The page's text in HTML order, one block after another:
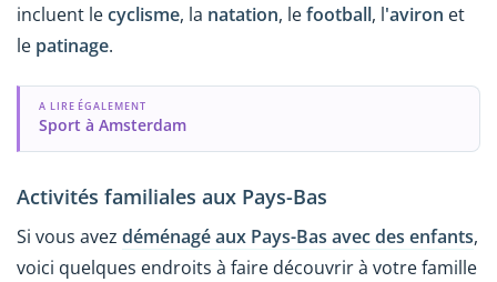
incluent lecyclisme, la natation, lefootball, l'aviron et
le patinage.
A LIRE ÉGALEMENT
Sport à Amsterdam
Activités familiales aux Pays-Bas
Si vous avez déménagé aux Pays-Bas avec des enfants,
voici quelques endroits à faire découvrir à votre famille